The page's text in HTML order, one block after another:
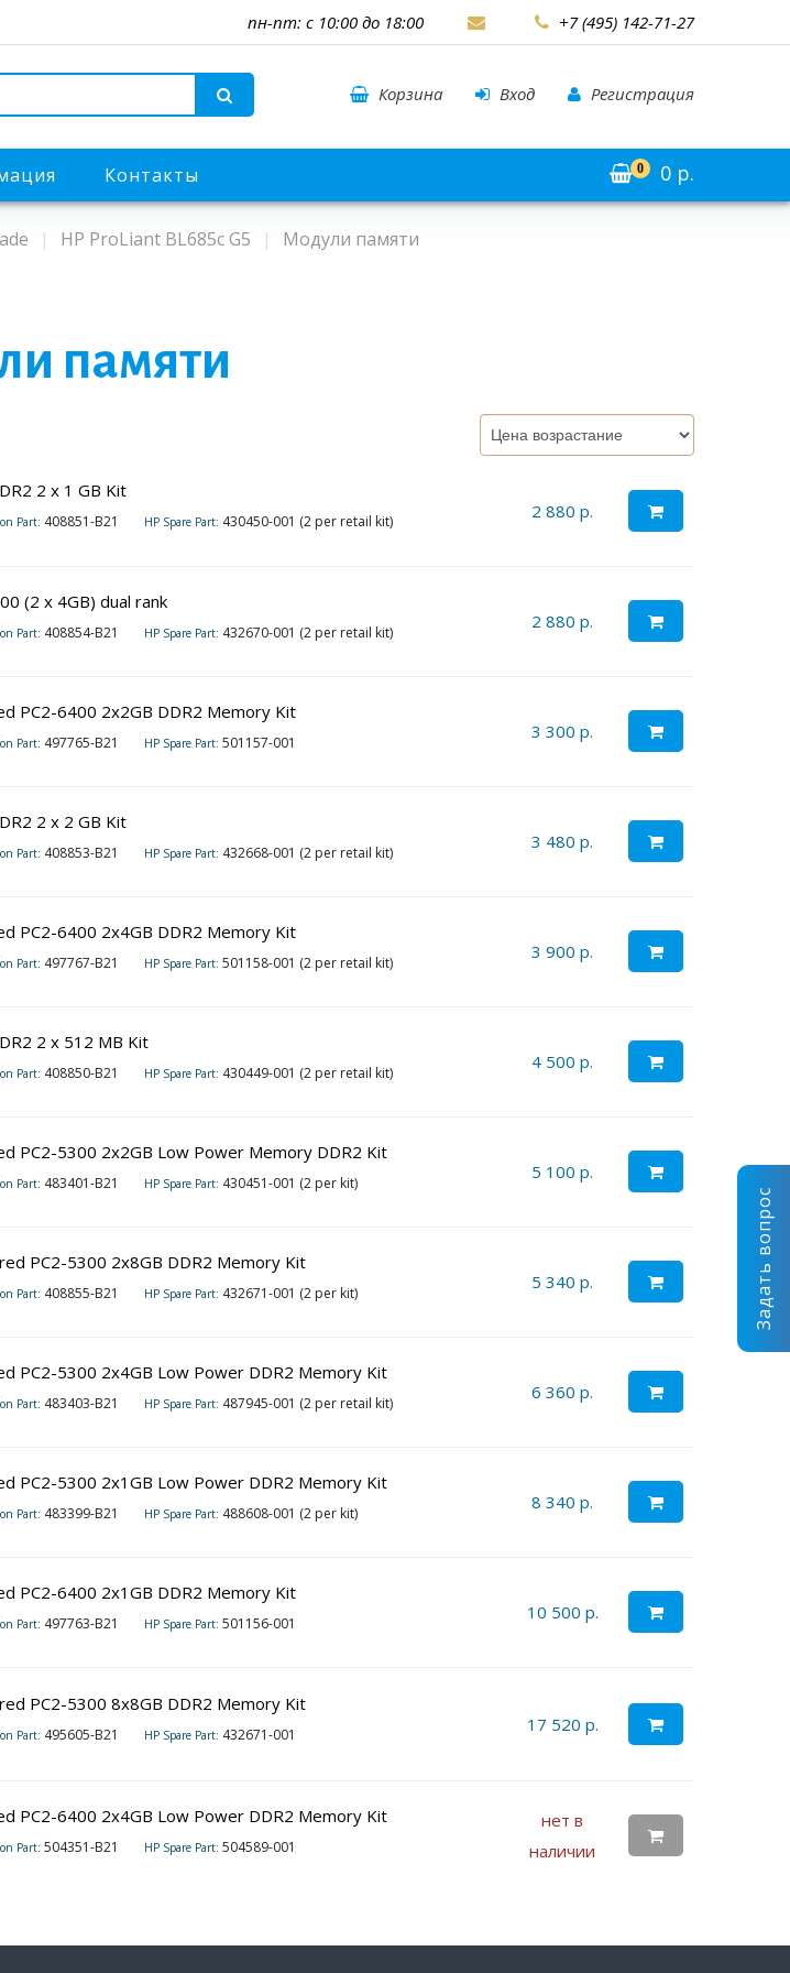
пн-пт: с 10:00 до 18:00 +7 (495) 142-71-27
Корзина Вход Регистрация
Контакты 0 0 р.
HP ProLiant BL685c G5 Модули памяти
памяти
2 x 1 GB Kit
Part: 408851-B21 HP Spare Part: 430450-001 (2 per retail kit) 2 880 р.
(2 x 4GB) dual rank
Part: 408854-B21 HP Spare Part: 432670-001 (2 per retail kit)
2 880 р.
PC2-6400 2x2GB DDR2 Memory Kit
Part: 497765-B21 HP Spare Part: 501157-001
3 300 р.
2 x 2 GB Kit
Part: 408853-B21 HP Spare Part: 432668-001 (2 per retail kit)
3 480 р.
PC2-6400 2x4GB DDR2 Memory Kit
Part: 497767-B21 HP Spare Part: 501158-001 (2 per retail kit)
3 900 р.
2 x 512 MB Kit
Part: 408850-B21 HP Spare Part: 430449-001 (2 per retail kit)
4 500 р.
PC2-5300 2x2GB Low Power Memory DDR2 Kit
Part: 483401-B21 HP Spare Part: 430451-001 (2 per kit)
5 100 р.
PC2-5300 2x8GB DDR2 Memory Kit
Part: 408855-B21 HP Spare Part: 432671-001 (2 per kit)
5 340 р.
PC2-5300 2x4GB Low Power DDR2 Memory Kit
Part: 483403-B21 HP Spare Part: 487945-001 (2 per retail kit)
6 360 р.
PC2-5300 2x1GB Low Power DDR2 Memory Kit
Part: 483399-B21 HP Spare Part: 488608-001 (2 per kit)
8 340 р.
PC2-6400 2x1GB DDR2 Memory Kit
Part: 497763-B21 HP Spare Part: 501156-001
10 500 р.
PC2-5300 8x8GB DDR2 Memory Kit
Part: 495605-B21 HP Spare Part: 432671-001 17 520 р.
PC2-6400 2x4GB Low Power DDR2 Memory Kit
Part: 504351-B21 HP Spare Part: 504589-001
нет в
наличии
Задать вопрос